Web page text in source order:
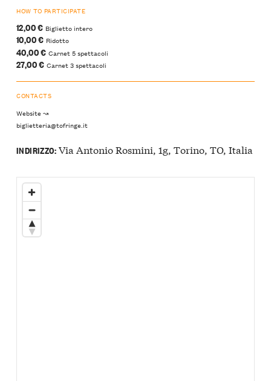
HOW TO PARTICIPATE
12,00 € Biglietto intero
10,00 € Ridotto
40,00 € Carnet 5 spettacoli
27,00 € Carnet 3 spettacoli
CONTACTS
Website ↝
biglietteria@tofringe.it
INDIRIZZO:Via Antonio Rosmini, 1g, Torino, TO, Italia